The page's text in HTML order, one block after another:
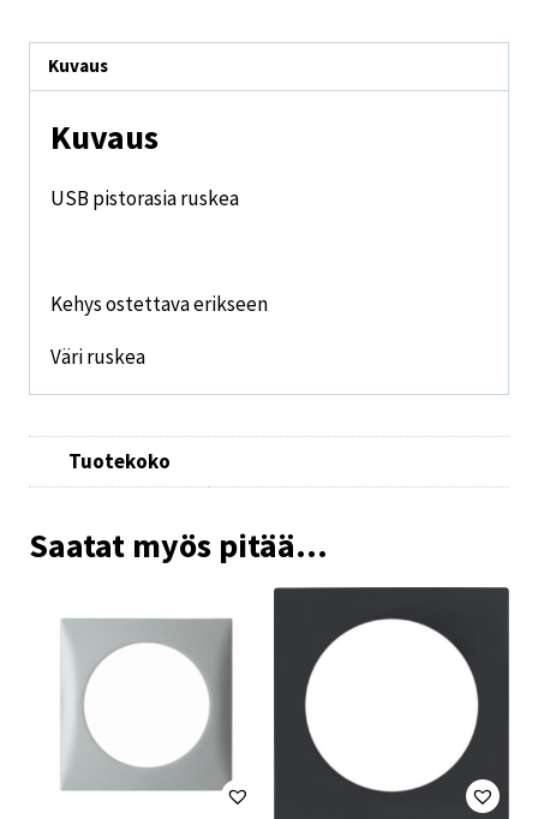
Kuvaus
Kuvaus
USB pistorasia ruskea
Kehys ostettava erikseen
Väri ruskea
Tuotekoko
Saatat myös pitää...